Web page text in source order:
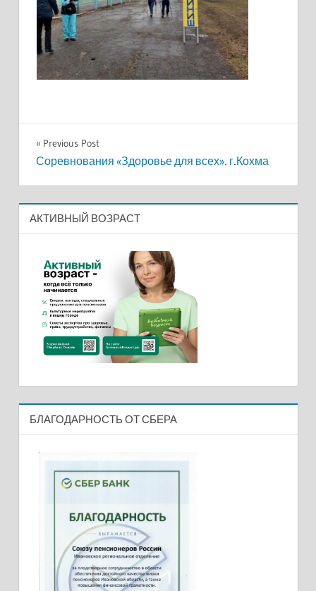
Навигация
по
записям
Previous Post
Соревнования «Здоровье для всех». г.Кохма
АКТИВНЫЙ ВОЗРАСТ
БЛАГОДАРНОСТЬ ОТ СБЕРА